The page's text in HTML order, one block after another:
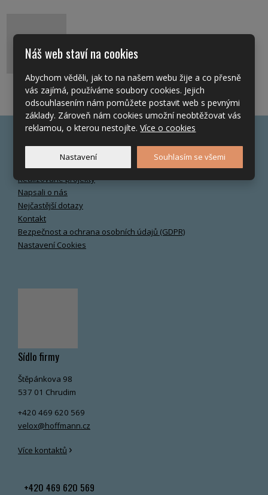
Často hledáte
O společnosti
Realizované projekty
Napsali o nás
Nejčastější dotazy
Kontakt
Bezpečnost a ochrana osobních údajů (GDPR)
Nastavení Cookies
Sídlo firmy
Štěpánkova 98
537 01 Chrudim
+420 469 620 569
velox@hoffmann.cz
Více kontaktů ›
+420 469 620 569
Náš web staví na cookies
Abychom věděli, jak to na našem webu žije a co přesně
vás zajímá, používáme soubory cookies. Jejich
odsouhlasením nám pomůžete postavit web s pevnými
základy. Zároveň nám cookies umožní neobtěžovat vás
reklamou, o kterou nestojíte.Více o cookies
Nastavení Souhlasím se všemi